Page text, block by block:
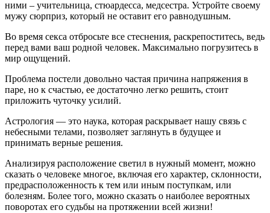
ними – учительница, стюардесса, медсестра. Устройте своему
мужу сюрприз, который не оставит его равнодушным.
Во время секса отбросьте все стеснения, раскрепоститесь, ведь
перед вами ваш родной человек. Максимально погрузитесь в
мир ощущений.
Проблема постели довольно частая причина напряжения в
паре, но к счастью, ее достаточно легко решить, стоит
приложить чуточку усилий.
Астрология — это наука, которая раскрывает нашу связь с
небесными телами, позволяет заглянуть в будущее и
принимать верные решения.
Анализируя расположение светил в нужный момент, можно
сказать о человеке многое, включая его характер, склонности,
предрасположенность к тем или иным поступкам, или
болезням. Более того, можно сказать о наиболее вероятных
поворотах его судьбы на протяжении всей жизни!